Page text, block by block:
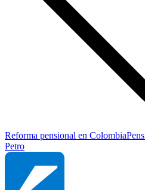
Reforma pensional en Colombia
Petro